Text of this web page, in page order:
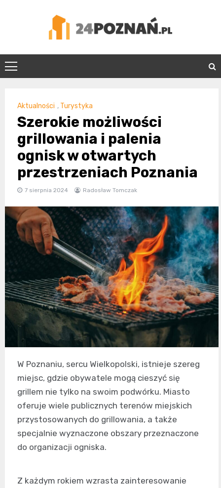
24Poznań.pl
Aktualności , Turystyka
Szerokie możliwości
grillowania i palenia
ognisk w otwartych
przestrzeniach Poznania
7 sierpnia 2024 Radosław Tomczak
W Poznaniu, sercu Wielkopolski, istnieje szereg
miejsc, gdzie obywatele mogą cieszyć się
grillem nie tylko na swoim podwórku. Miasto
oferuje wiele publicznych terenów miejskich
przystosowanych do grillowania, a także
specjalnie wyznaczone obszary przeznaczone
do organizacji ogniska.
Z każdym rokiem wzrasta zainteresowanie